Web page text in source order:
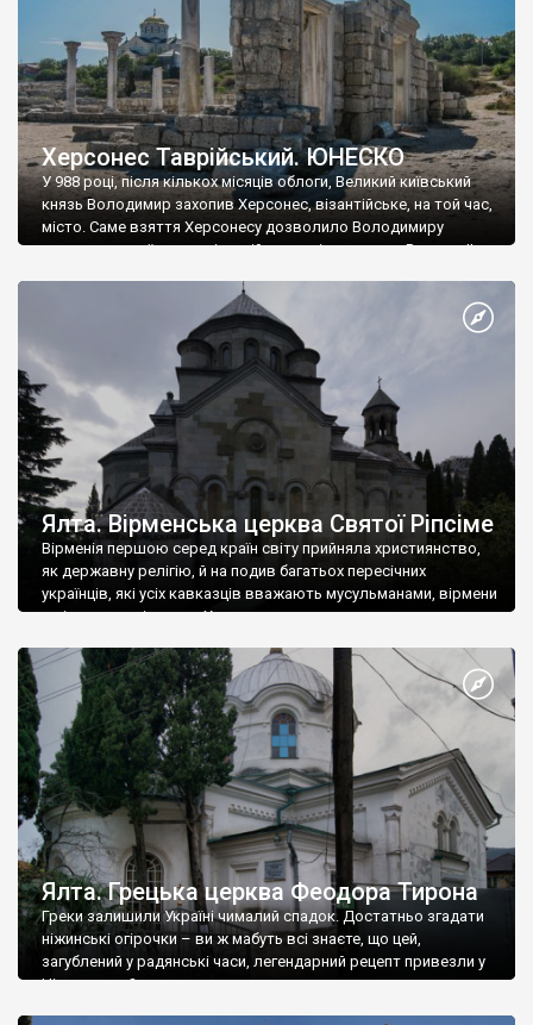
Херсонес Таврійський. ЮНЕСКО
У 988 році, після кількох місяців облоги, Великий київський
князь Володимир захопив Херсонес, візантійське, на той час,
місто. Саме взяття Херсонесу дозволило Володимиру
диктувати свої умови візантійському імператору Василю ІІ, та
Херсонесі Володимир-язичник, став Василем-християнином.
А потім було Хрещення Русі. На честь Херсонесу Таврійського
Ялта. Вірменська церква Святої Ріпсіме
Вірменія першою серед країн світу прийняла християнство,
як державну релігію, й на подив багатьох пересічних
українців, які усіх кавказців вважають мусульманами, вірмени
є відданими вірянами Христа
Ялта. Грецька церква Феодора Тирона
Греки залишили Україні чималий спадок. Достатньо згадати
ніжинські огірочки – ви ж мабуть всі знаєте, що цей,
загублений у радянські часи, легендарний рецепт привезли у
Ніжин греки?